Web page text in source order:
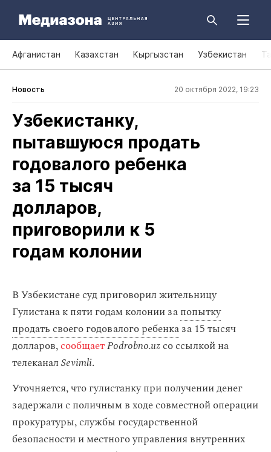
Афганистан Казахстан Кыргызстан Узбекистан
Новость 20 октября 2022, 19:23
Узбекистанку,
пытавшуюся продать
годовалого ребенка
за 15 тысяч
долларов,
приговорили к 5
годам колонии
В Узбекистане суд приговорил жительницу
Гулистана к пяти годам колонии запопытку
продать своего годовалого ребенказа 15 тысяч
долларов,сообщаетPodrobno.uzсо ссылкой на
телеканалSevimli.
Уточняется, что гулистанку при получении денег
задержали с поличным в ходе совместной операции
прокуратуры, службы государственной
безопасности и местного управления внутренних